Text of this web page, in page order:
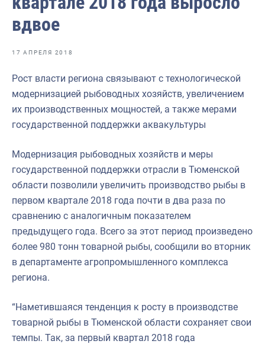
Отраслевые СМИ
Выставки и конференции
Научно-практическая литература
Рыбоохрана России
Отрасль в цифрах
Инфографика
Укрепление духовно-нравственных ценностей
События в России и мире
вдвое
17 АПРЕЛЯ 2018
Рост власти региона связывают с технологической
модернизацией рыбоводных хозяйств, увеличением
их производственных мощностей, а также мерами
государственной поддержки аквакультуры
Модернизация рыбоводных хозяйств и меры
государственной поддержки отрасли в Тюменской
области позволили увеличить производство рыбы в
первом квартале 2018 года почти в два раза по
сравнению с аналогичным показателем
предыдущего года. Всего за этот период произведено
более 980 тонн товарной рыбы, сообщили во вторник
в департаменте агропромышленного комплекса
региона.
“Наметившаяся тенденция к росту в производстве
товарной рыбы в Тюменской области сохраняет свои
темпы. Так, за первый квартал 2018 года